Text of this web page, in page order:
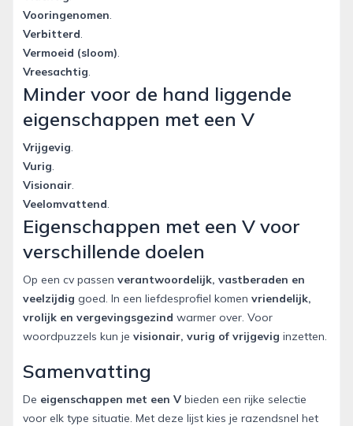
Vooringenomen.
Verbitterd.
Vermoeid (sloom).
Vreesachtig.
Minder voor de hand liggende
eigenschappen met een V
Vrijgevig.
Vurig.
Visionair.
Veelomvattend.
Eigenschappen met een V voor
verschillende doelen
Op een cv passen verantwoordelijk, vastberaden en
veelzijdig goed. In een liefdesprofiel komen vriendelijk,
vrolijk en vergevingsgezind warmer over. Voor
woordpuzzels kun je visionair, vurig of vrijgevig inzetten.
Samenvatting
De eigenschappen met een V bieden een rijke selectie
voor elk type situatie. Met deze lijst kies je razendsnel het